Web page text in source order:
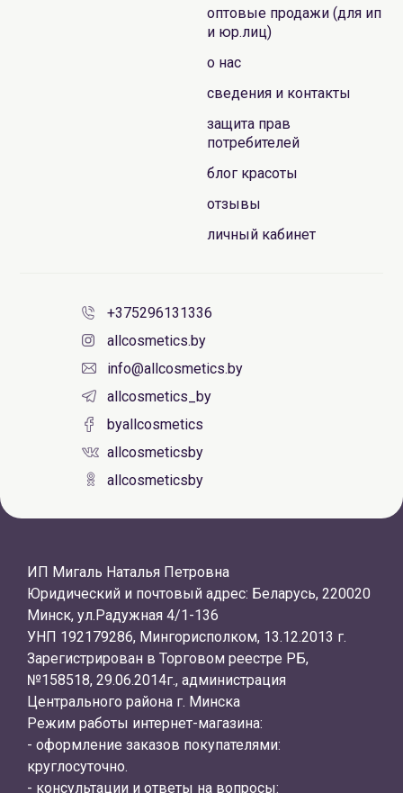
оптовые продажи (для ип
и юр.лиц)
о нас
сведения и контакты
защита прав
потребителей
блог красоты
отзывы
личный кабинет
+375296131336
allcosmetics.by
info@allcosmetics.by
allcosmetics_by
byallcosmetics
allcosmeticsby
allcosmeticsby
ИП Мигаль Наталья Петровна
Юридический и почтовый адрес: Беларусь, 220020
Минск, ул.Радужная 4/1-136
УНП 192179286, Мингорисполком, 13.12.2013 г.
Зарегистрирован в Торговом реестре РБ,
№158518, 29.06.2014г., администрация
Центрального района г. Минска
Режим работы интернет-магазина:
- оформление заказов покупателями:
круглосуточно.
- консультации и ответы на вопросы: